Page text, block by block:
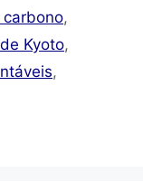
,
Kyoto,
,